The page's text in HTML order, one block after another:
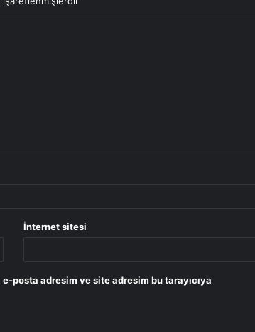
İnternet sitesi
posta adresim ve site adresim bu tarayıcıya